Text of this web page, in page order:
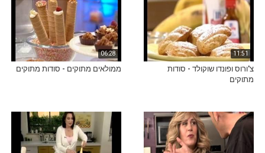
11:51
צ'ורוס ופונדו שוקולד - סודות
מתוקים
06:28
ממולאים מתוקים - סודות מתוקים